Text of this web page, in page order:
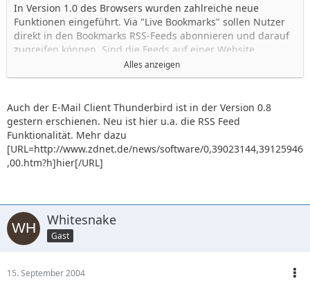
In Version 1.0 des Browsers wurden zahlreiche neue
Funktionen eingeführt. Via "Live Bookmarks" sollen Nutzer
direkt in den Bookmarks RSS-Feeds abonnieren und darauf
zugreifen können. Sind die Feeds auf einer Website
entsprechend gekennzeichnet, erscheint ein RSS-Icon in der
Statusleiste des Browsers. Ein Klick darauf soll alle auf der
Feeds aus, wird in den Bookmarks ein Ordner mit den
neuesten Posts angelegt.
Die neue "Finden-Toolbar" am unteren Rand des Browsers
markiert die gesuchten Worte auf einer Webseite während
der Texteingabe. Künftig soll es auch möglich sein,
von Software verhindern. Weitere nicht im Detail genannte
Maßnahmen sollen Phishing-Attacken vermeiden oder
zumindest erschweren.
Ein "Master Password" soll die im "Password Manager"
Alles anzeigen
Auch der E-Mail Client Thunderbird ist in der Version 0.8
gestern erschienen. Neu ist hier u.a. die RSS Feed
Funktionalität. Mehr dazu
[URL=http://www.zdnet.de/news/software/0,39023144,39125946
,00.htm?h]hier[/URL]
Whitesnake
Gast
15. September 2004